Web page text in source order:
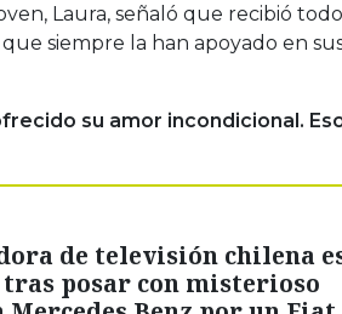
Laura, señaló que recibió todo
siempre la han apoyado en
su amor incondicional.
de televisión chilena
posar con misterioso